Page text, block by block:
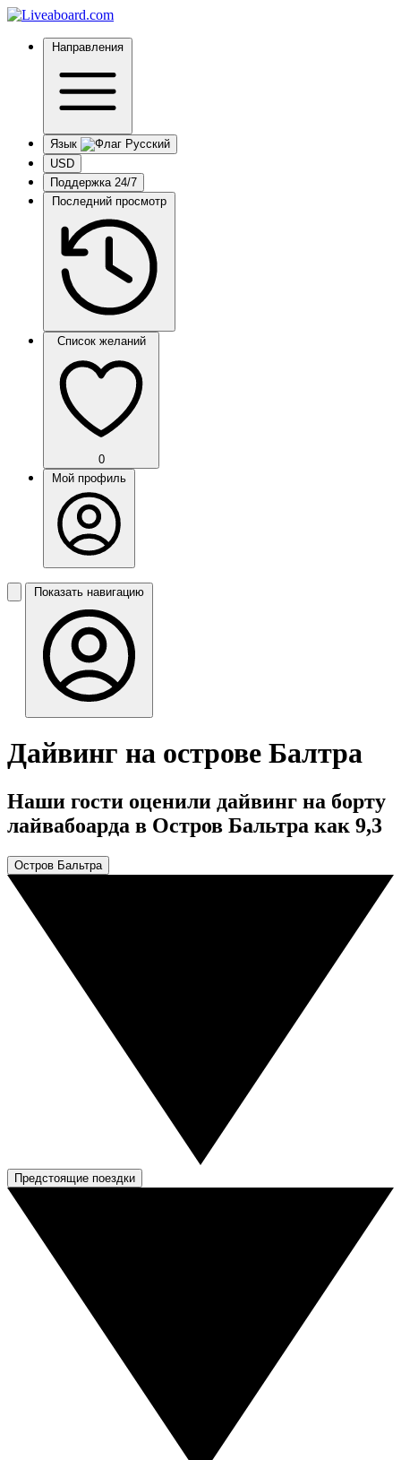
Направления
Язык
USD
Поддержка 24/7
Последний просмотр
Список желаний
0
Мой профиль
Показать навигацию
Дайвинг на острове Балтра
Наши гости оценили дайвинг на борту
лайвабоарда в Остров Бальтра как 9,3
Остров Бальтра
Предстоящие поездки